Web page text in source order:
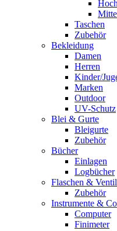
Taschen
Zubehör
Bekleidung
Damen
Herren
Kinder/
Marken
Outdoor
UV-Schutz
Blei & Gurte
Bleigurte
Zubehör
Bücher
Einlagen
Logbücher
Flaschen &
Zubehör
Instrumente &
Computer
Finimeter